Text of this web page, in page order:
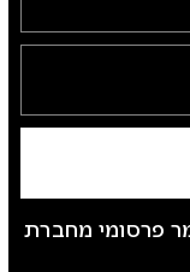
פרסומי מחברת